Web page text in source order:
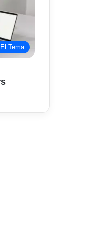
El Tema